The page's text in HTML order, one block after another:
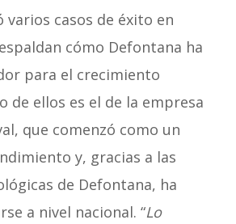
varios casos de éxito en
cómo Defontana ha
para el crecimiento
de ellos es el de la empresa
que comenzó como un
y, gracias a las
de Defontana, ha
a nivel nacional. “Lo